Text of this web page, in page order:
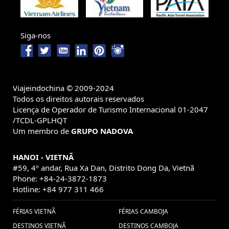
Vietnã (1) ,cuentos camboyanos,la
danza camboyana,Vacaciones
Camboya,viajar camboya,Viajes
Sai Gon (1) , viajes cambodia (1) ,
Vietnam (1) ,Excusiones Myanmar (1) ,isla de Phu
quoc (1) ,guia de myanmar (1) ,
Viaje en familia a Tailandia (1) ,
(1) ,viajes Hoian (1) ,
Descubrir Vietnam (1) , Pacote de viagem para
Laos (2) , viajar a vietnam (1) ,
vietnam (1) ,Vietnã Grand Prix (1) ,
guia de viajes Vietnam (1) ,visitar vietname
Siga-nos
Viajeindochina © 2009-2024
Todos os direitos autorais reservados
Licença de Operador de Turismo Internacional 01-2047
/TCDL-GPLHQT
Um membro de GRUPO NADOVA
HANOI - VIETNÃ
#59, 4º andar, Rua Xa Dan, Distrito Dong Da, Vietnã
Phone: +84-24-3872-1873
Hotline: +84 977 311 466
FÉRIAS VIETNÃ
DESTINOS VIETNÃ
FÉRIAS CAMBOJA
DESTINOS CAMBOJA